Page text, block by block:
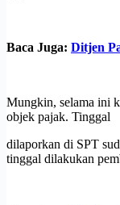
Baca Juga: Ditjen
Mungkin, selama ini
objek pajak. Tinggal
dilaporkan di SPT
tinggal dilakukan